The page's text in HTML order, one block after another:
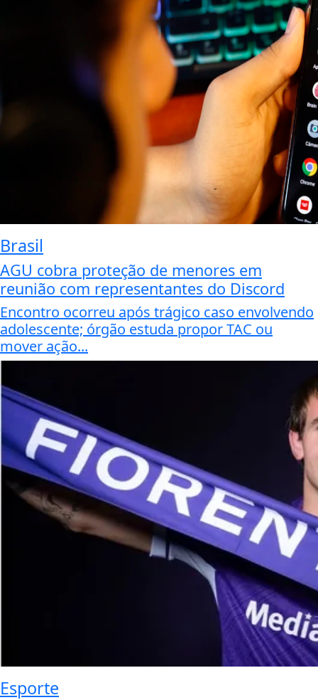
Brasil
AGU cobra proteção de menores em
reunião com representantes do Discord
Encontro ocorreu após trágico caso envolvendo
adolescente; órgão estuda propor TAC ou
mover ação...
Esporte